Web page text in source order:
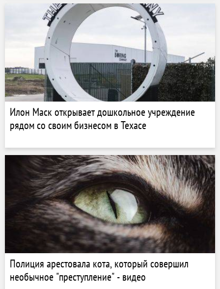
Илон Маск открывает дошкольное учреждение
рядом со своим бизнесом в Техасе
Полиция арестовала кота, который совершил
необычное "преступление" - видео